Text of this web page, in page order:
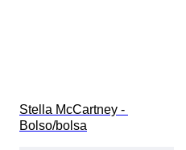
Stella McCartney -
Bolso/bolsa